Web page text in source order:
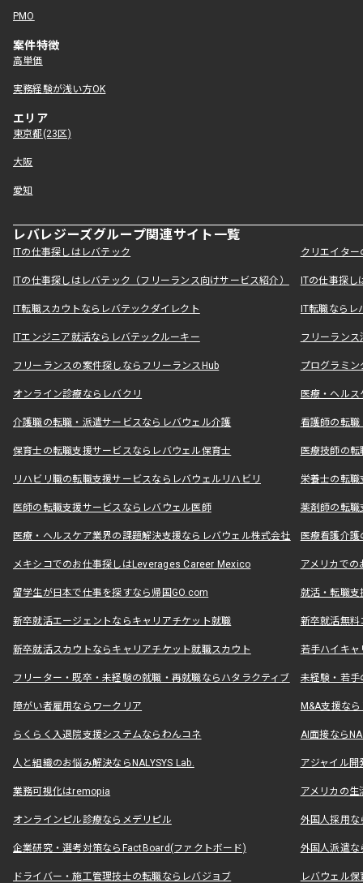
PMO
案件特徴
高単価
実務経験が浅い方OK
エリア
東京都(23区)
大阪
愛知
レバレジーズグループ関連サイト一覧
ITの仕事探しはレバテック クリエイタ
ITの仕事探しはレバテック（フリーランス向けサービス紹介） ITの仕事探
IT転職スカウトならレバテックダイレクト IT転職なら
ITエンジニア就活ならレバテックルーキー フリーラン
フリーランスの案件探しならフリーランスHub プログラミ
オンライン診療ならレバクリ 医療・ヘル
介護職の転職・派遣サービスならレバウェル介護 看護師の転
保育士の転職支援サービスならレバウェル保育士 医療技師の
リハビリ職の転職支援サービスならレバウェルリハビリ 栄養士の転
医師の転職支援サービスならレバウェル医師 薬剤師の転
医療・ヘルスケア業界の課題解決支援ならレバウェル株式会社 医療看護介
メキシコでのお仕事探しはLeverages Career Mexico アメリカで
留学生が日本で仕事を探すなら帰国GO.com 就活・転職
新卒就活エージェントならキャリアチケット就職 新卒就活無料
新卒就活スカウトならキャリアチケット就職スカウト 若手ハイキ
フリーター・既卒・未経験の就職・再就職ならハタラクティブ 未経験・若手
障がい者雇用ならワークリア M&A支援な
らくらく入退院支援システムならわんコネ AI面接なら
人と組織のお悩み解決ならNALYSYS Lab. アジャイル
業務可視化はremopia アメリカの
オンラインピル診療ならメデリピル 外国人採用
企業研究・選考対策ならFactBoard(ファクトボード) 外国人派遣な
ドライバー・施工管理技士の転職ならレバジョブ レバウェル